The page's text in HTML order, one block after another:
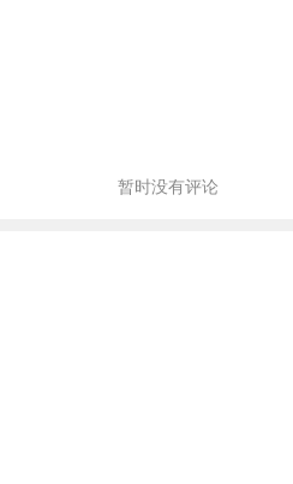
暂时没有评论